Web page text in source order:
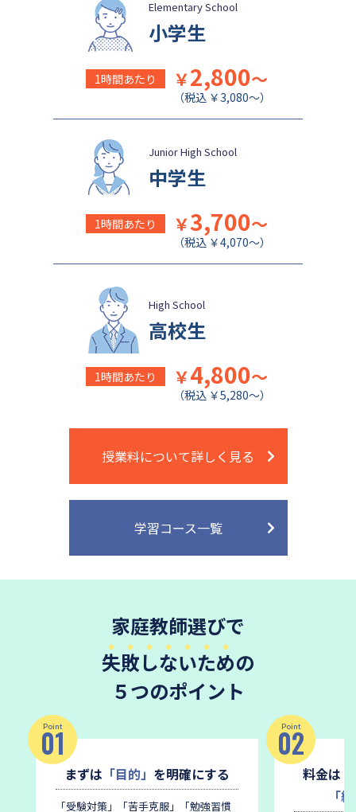
盛岡白百合学園中学校 関西学院千里国際中等部
Elementary School
小学生
1時間あたり ￥2,800～
（税込 ￥3,080～）
Junior High School
中学生
1時間あたり ￥3,700～
（税込 ￥4,070～）
High School
高校生
1時間あたり ￥4,800～
（税込 ￥5,280～）
授業料について詳しく見る
学習コース一覧
家庭教師選びで
失敗しないための
５つのポイント
Point
01
まずは 「目的」 を明確にする
「受験対策」「苦手克服」「勉強習慣
Point
02
料金は
「